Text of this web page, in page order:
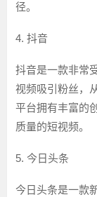
径。
4. 抖音
抖音是一款非常
视频吸引粉丝，
平台拥有丰富的
质量的短视频。
5. 今日头条
今日头条是一款